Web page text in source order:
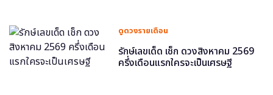
ดูดวงรายเดือน
รักษ์เลขเด็ด เช็ก ดวงสิงหาคม 2569
ครึ่งเดือนแรกใครจะเป็นเศรษฐี